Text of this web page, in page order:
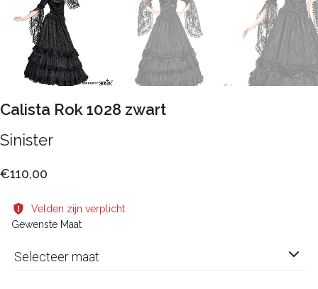
Calista Rok 1028 zwart
Sinister
€110,00
Velden zijn verplicht.
Gewenste Maat
Selecteer maat